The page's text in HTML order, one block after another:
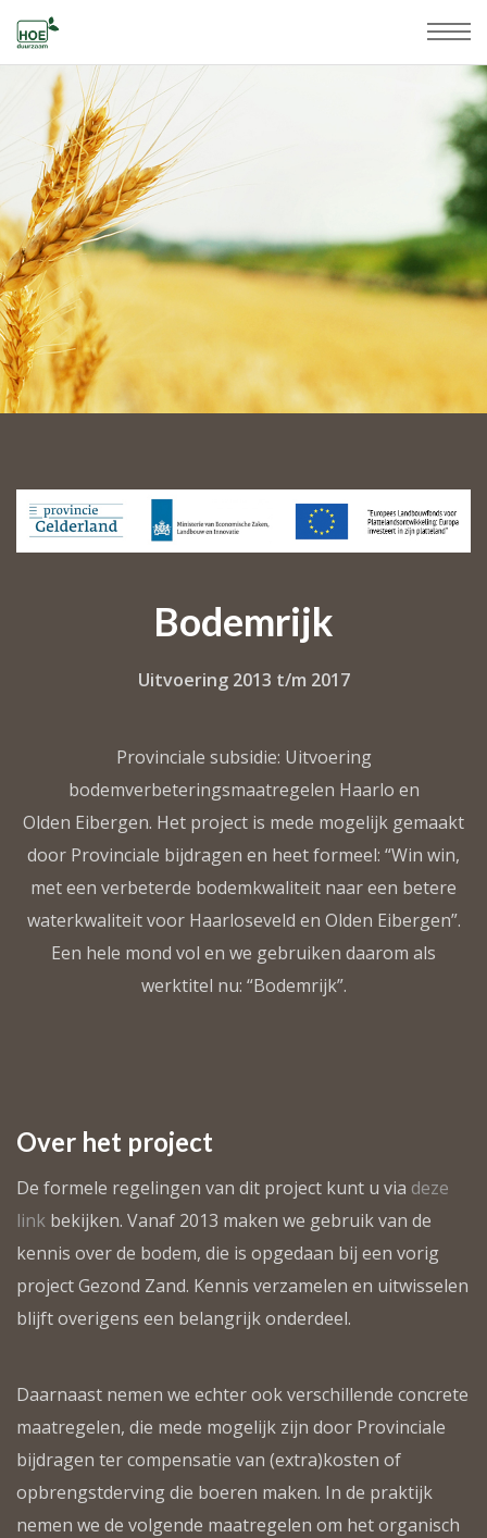
Bodemrijk
Uitvoering 2013 t/m 2017
Provinciale subsidie: Uitvoering
bodemverbeteringsmaatregelen Haarlo en
Olden Eibergen. Het project is mede mogelijk gemaakt
door Provinciale bijdragen en heet formeel: “Win win,
met een verbeterde bodemkwaliteit naar een betere
waterkwaliteit voor Haarloseveld en Olden Eibergen”.
Een hele mond vol en we gebruiken daarom als
werktitel nu: “Bodemrijk”.
Over het project
De formele regelingen van dit project kunt u via deze
link bekijken. Vanaf 2013 maken we gebruik van de
kennis over de bodem, die is opgedaan bij een vorig
project Gezond Zand. Kennis verzamelen en uitwisselen
blijft overigens een belangrijk onderdeel.
Daarnaast nemen we echter ook verschillende concrete
maatregelen, die mede mogelijk zijn door Provinciale
bijdragen ter compensatie van (extra)kosten of
opbrengstderving die boeren maken. In de praktijk
nemen we de volgende maatregelen om het organisch